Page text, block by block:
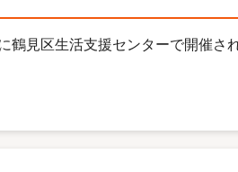
鶴見区生活支援センターで開催さ